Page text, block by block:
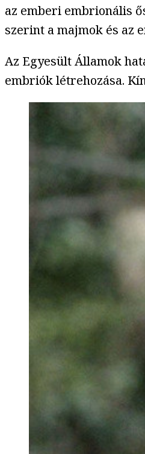
az emberi embrionális
szerint a majmok és az
Az Egyesült Államok
embriók létrehozása.